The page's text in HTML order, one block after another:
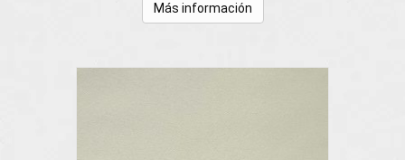
Más información